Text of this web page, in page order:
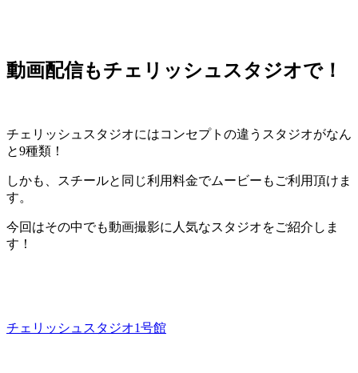
動画配信もチェリッシュスタジオで！
チェリッシュスタジオにはコンセプトの違うスタジオがなん
と9種類！
しかも、スチールと同じ利用料金でムービーもご利用頂けま
す。
今回はその中でも動画撮影に人気なスタジオをご紹介しま
す！
チェリッシュスタジオ1号館